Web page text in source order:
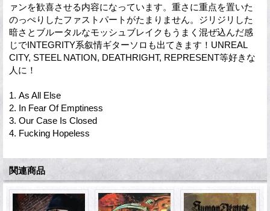
ァンを歓喜させる内容になっています。重さに重点を置いた
のっぺりしたファストパートがたまりません。ジリジリした
暗さとブルータルなモッシュブレイクもうまく混ぜ込んだ感
じでINTEGRITY系叙情ギターソロも出てきます！UNREAL
CITY, STEEL NATION, DEATHRIGHT, REPRESENT等好きな
人に！
1. As All Else
2. In Fear Of Emptiness
3. Our Case Is Closed
4. Fucking Hopeless
関連商品